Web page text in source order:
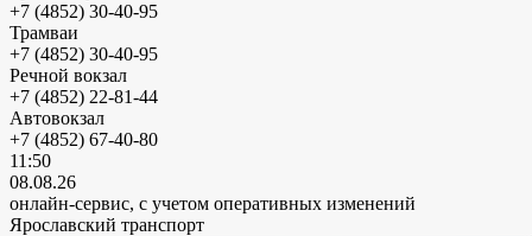
+7 (4852) 30-40-95
Трамваи
+7 (4852) 30-40-95
Речной вокзал
+7 (4852) 22-81-44
Автовокзал
+7 (4852) 67-40-80
11:50
08.08.26
онлайн-сервис, с учетом оперативных изменений
Ярославский транспорт